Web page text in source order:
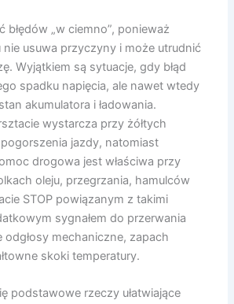
błędów „w ciemno”, ponieważ
usuwa przyczyny i może utrudnić
Wyjątkiem są sytuacje, gdy błąd
spadku napięcia, ale nawet wtedy
akumulatora i ładowania.
wystarcza przy żółtych
jazdy, natomiast
drogowa jest właściwa przy
oleju, przegrzania, hamulców
STOP powiązanym z takimi
sygnałem do przerwania
mechaniczne, zapach
skoki temperatury.
podstawowe rzeczy ułatwiające